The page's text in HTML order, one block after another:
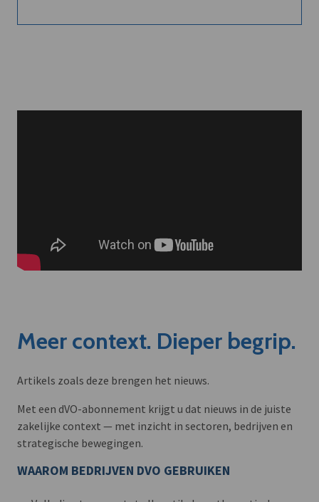
Meer context. Dieper begrip.
Artikels zoals deze brengen het nieuws.
Met een dVO-abonnement krijgt u dat nieuws in de juiste
zakelijke context — met inzicht in sectoren, bedrijven en
strategische bewegingen.
WAAROM BEDRIJVEN DVO GEBRUIKEN